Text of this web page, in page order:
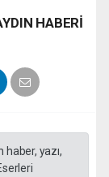
HABERİ
yazı,